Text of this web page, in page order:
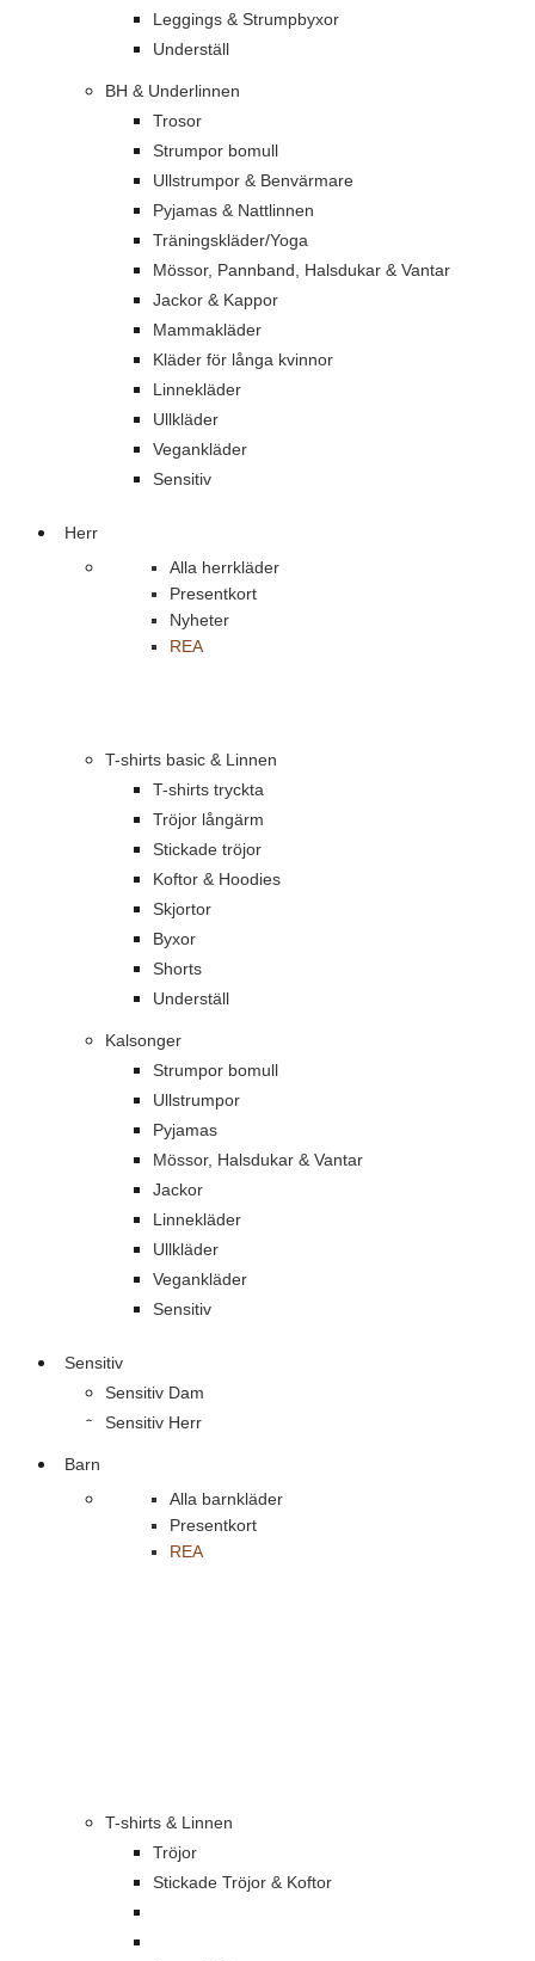
Leggings & Strumpbyxor
Underställ
BH & Underlinnen
Trosor
Strumpor bomull
Ullstrumpor & Benvärmare
Pyjamas & Nattlinnen
Träningskläder/Yoga
Mössor, Pannband, Halsdukar & Vantar
Jackor & Kappor
Mammakläder
Kläder för långa kvinnor
Linnekläder
Ullkläder
Vegankläder
Sensitiv
Herr
Alla herrkläder
Presentkort
Nyheter
REA
T-shirts basic & Linnen
T-shirts tryckta
Tröjor långärm
Stickade tröjor
Koftor & Hoodies
Skjortor
Byxor
Shorts
Underställ
Kalsonger
Strumpor bomull
Ullstrumpor
Pyjamas
Mössor, Halsdukar & Vantar
Jackor
Linnekläder
Ullkläder
Vegankläder
Sensitiv
Sensitiv
Sensitiv Dam
Sensitiv Herr
Barn
Alla barnkläder
Presentkort
REA
T-shirts & Linnen
Tröjor
Stickade Tröjor & Koftor